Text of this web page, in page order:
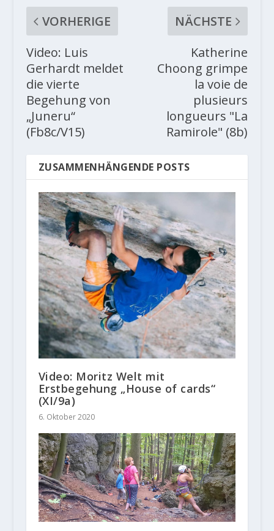
VORHERIGE
Video: Luis
Gerhardt meldet
die vierte
Begehung von
„Juneru“
(Fb8c/V15)
NÄCHSTE
Katherine
Choong grimpe
la voie de
plusieurs
longueurs "La
Ramirole" (8b)
ZUSAMMENHÄNGENDE POSTS
Video: Moritz Welt mit
Erstbegehung „House of cards“
(XI/9a)
6. Oktober 2020